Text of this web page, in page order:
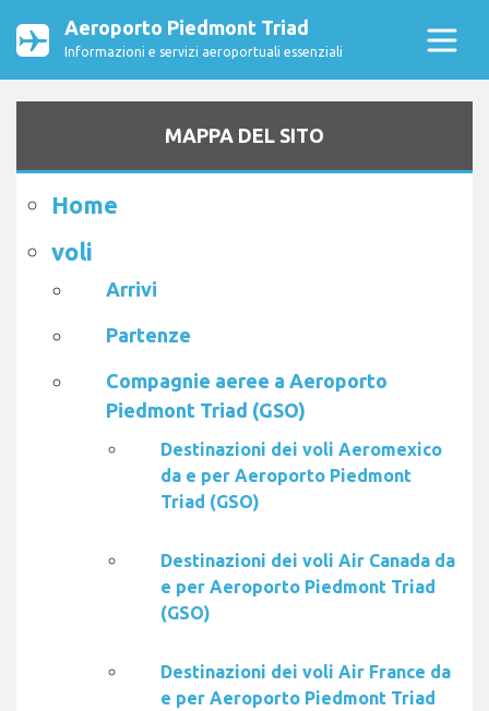
Aeroporto Piedmont Triad
Informazioni e servizi aeroportuali essenziali
MAPPA DEL SITO
Home
voli
Arrivi
Partenze
Compagnie aeree a Aeroporto
Piedmont Triad (GSO)
Destinazioni dei voli Aeromexico
da e per Aeroporto Piedmont
Triad (GSO)
Destinazioni dei voli Air Canada da
e per Aeroporto Piedmont Triad
(GSO)
Destinazioni dei voli Air France da
e per Aeroporto Piedmont Triad